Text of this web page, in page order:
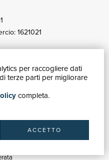
per raccogliere dati
terze parti per migliorare
completa.
ACCETTO
1621021